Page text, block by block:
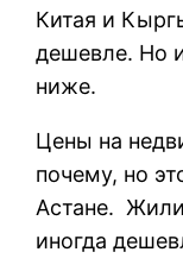
Китая и
дешевле. Но
ниже.
Цены на
почему, но
Астане.
иногда